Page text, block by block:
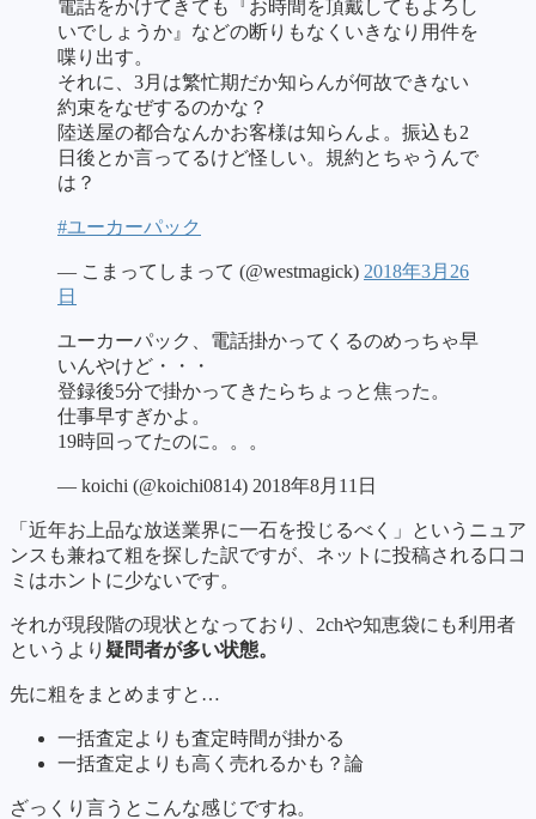
電話をかけてきても『お時間を頂戴してもよろし
いでしょうか』などの断りもなくいきなり用件を
喋り出す。
それに、3月は繁忙期だか知らんが何故できない
約束をなぜするのかな？
陸送屋の都合なんかお客様は知らんよ。振込も2
日後とか言ってるけど怪しい。規約とちゃうんで
は？
#ユーカーパック
— こまってしまって (@westmagick) 2018年3月26
日
ユーカーパック、電話掛かってくるのめっちゃ早
いんやけど・・・
登録後5分で掛かってきたらちょっと焦った。
仕事早すぎかよ。
19時回ってたのに。。。
— koichi (@koichi0814) 2018年8月11日
「近年お上品な放送業界に一石を投じるべく」というニュア
ンスも兼ねて粗を探した訳ですが、ネットに投稿される口コ
ミはホントに少ないです。
それが現段階の現状となっており、2chや知恵袋にも利用者
というより 疑問者が多い状態。
先に粗をまとめますと…
一括査定よりも査定時間が掛かる
一括査定よりも高く売れるかも？論
ざっくり言うとこんな感じですね。